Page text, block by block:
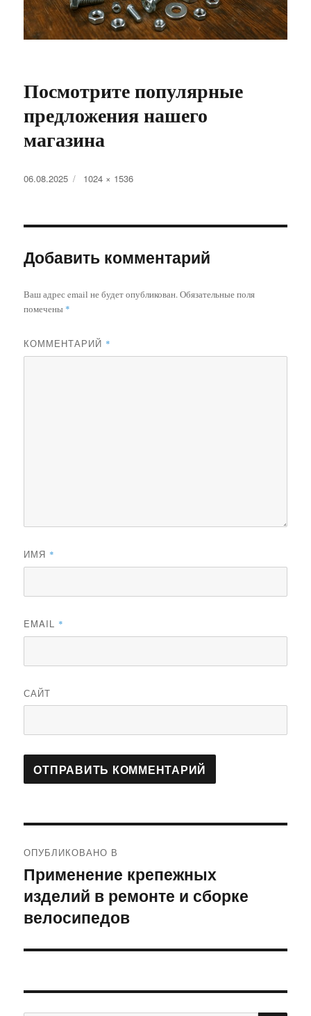
Посмотрите популярные
предложения нашего
магазина
Опубликовано
06.08.2025
Полный
1024 × 1536
Добавить комментарий
Ваш адрес email не будет опубликован.Обязательные поля
помечены *
КОММЕНТАРИЙ *
ИМЯ *
EMAIL *
САЙТ
по
записям
ОПУБЛИКОВАНО В
Применение крепежных
изделий в ремонте и сборке
велосипедов